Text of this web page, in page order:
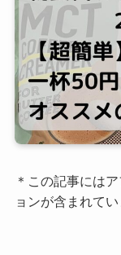
＊この記事には
ョンが含まれてい